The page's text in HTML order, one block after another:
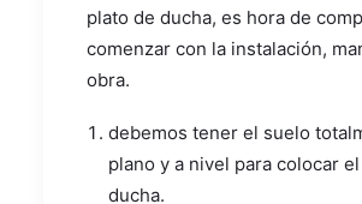
plato de ducha, es hora de
comenzar con la instalación,
obra.
debemos tener el suelo
plano y a nivel para colocar
ducha.